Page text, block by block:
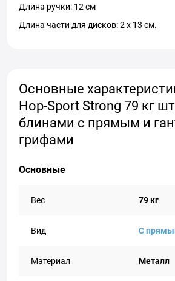
Длина ручки: 12 см
Длина части для дисков: 2 х 13 см.
Основные
Hop-Sport Strong 79 кг
блинами с прямым и
грифами
Основные
Вес 79 кг
Вид С
Материал Металл